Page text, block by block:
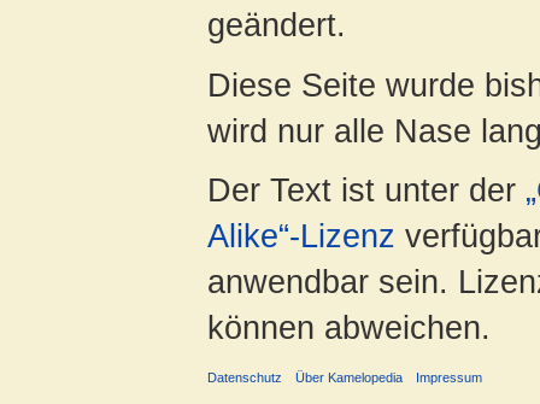
geändert.
Diese Seite wurde
wird nur alle Nase
Der Text ist unter der
Alike“-Lizenz
anwendbar sein.
können abweichen.
Datenschutz Über Kamelopedia Impressum